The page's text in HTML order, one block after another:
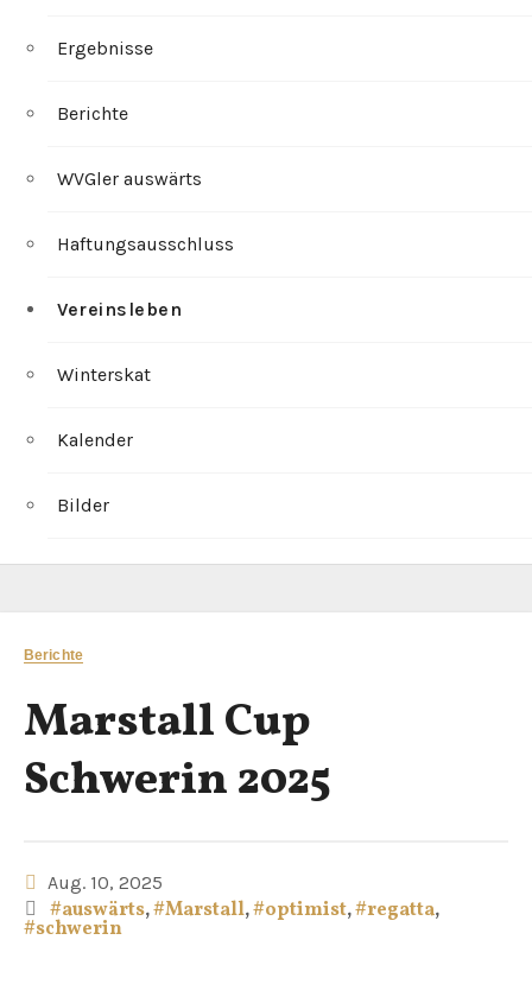
Ergebnisse
Berichte
WVGler auswärts
Haftungsausschluss
Vereinsleben
Winterskat
Kalender
Bilder
Berichte
Marstall Cup
Schwerin 2025
Aug. 10, 2025
#auswärts,#Marstall,#optimist,#regatta,
#schwerin